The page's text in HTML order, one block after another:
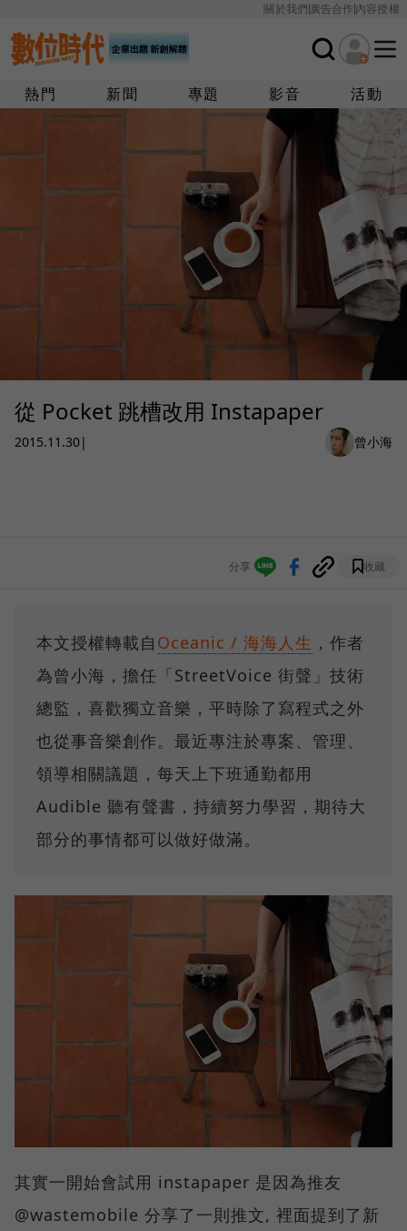
關於我們廣告合作內容授權
熱門 新聞 專題 影音 活動
從 Pocket 跳槽改用 Instapaper
2015.11.30| 曾小海
分享 收藏
本文授權轉載自 Oceanic / 海海人生 ，作者
為曾小海，擔任「StreetVoice 街聲」技術
總監，喜歡獨立音樂，平時除了寫程式之外
也從事音樂創作。最近專注於專案、管理、
領導相關議題，每天上下班通勤都用
Audible 聽有聲書，持續努力學習，期待大
部分的事情都可以做好做滿。
其實一開始會試用 instapaper 是因為推友
@wastemobile 分享了一則推文, 裡面提到了新